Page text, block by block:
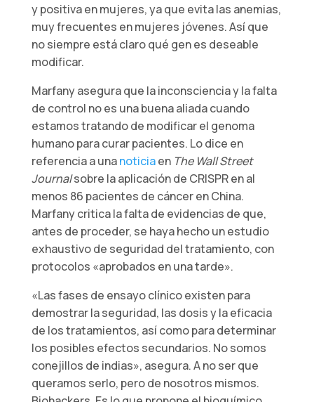
y positiva en mujeres, ya que evita las anemias,
muy frecuentes en mujeres jóvenes. Así que
no siempre está claro qué gen es deseable
modificar.
Marfany asegura que la inconsciencia y la falta
de control no es una buena aliada cuando
estamos tratando de modificar el genoma
humano para curar pacientes. Lo dice en
referencia a unanoticiaen The Wall Street
Journalsobre la aplicación de CRISPR en al
menos 86 pacientes de cáncer en China.
Marfany critica la falta de evidencias de que,
antes de proceder, se haya hecho un estudio
exhaustivo de seguridad del tratamiento, con
protocolos «aprobados en una tarde».
«Las fases de ensayo clínico existen para
demostrar la seguridad, las dosis y la eficacia
de los tratamientos, así como para determinar
los posibles efectos secundarios. No somos
conejillos de indias», asegura. A no ser que
queramos serlo, pero de nosotros mismos.